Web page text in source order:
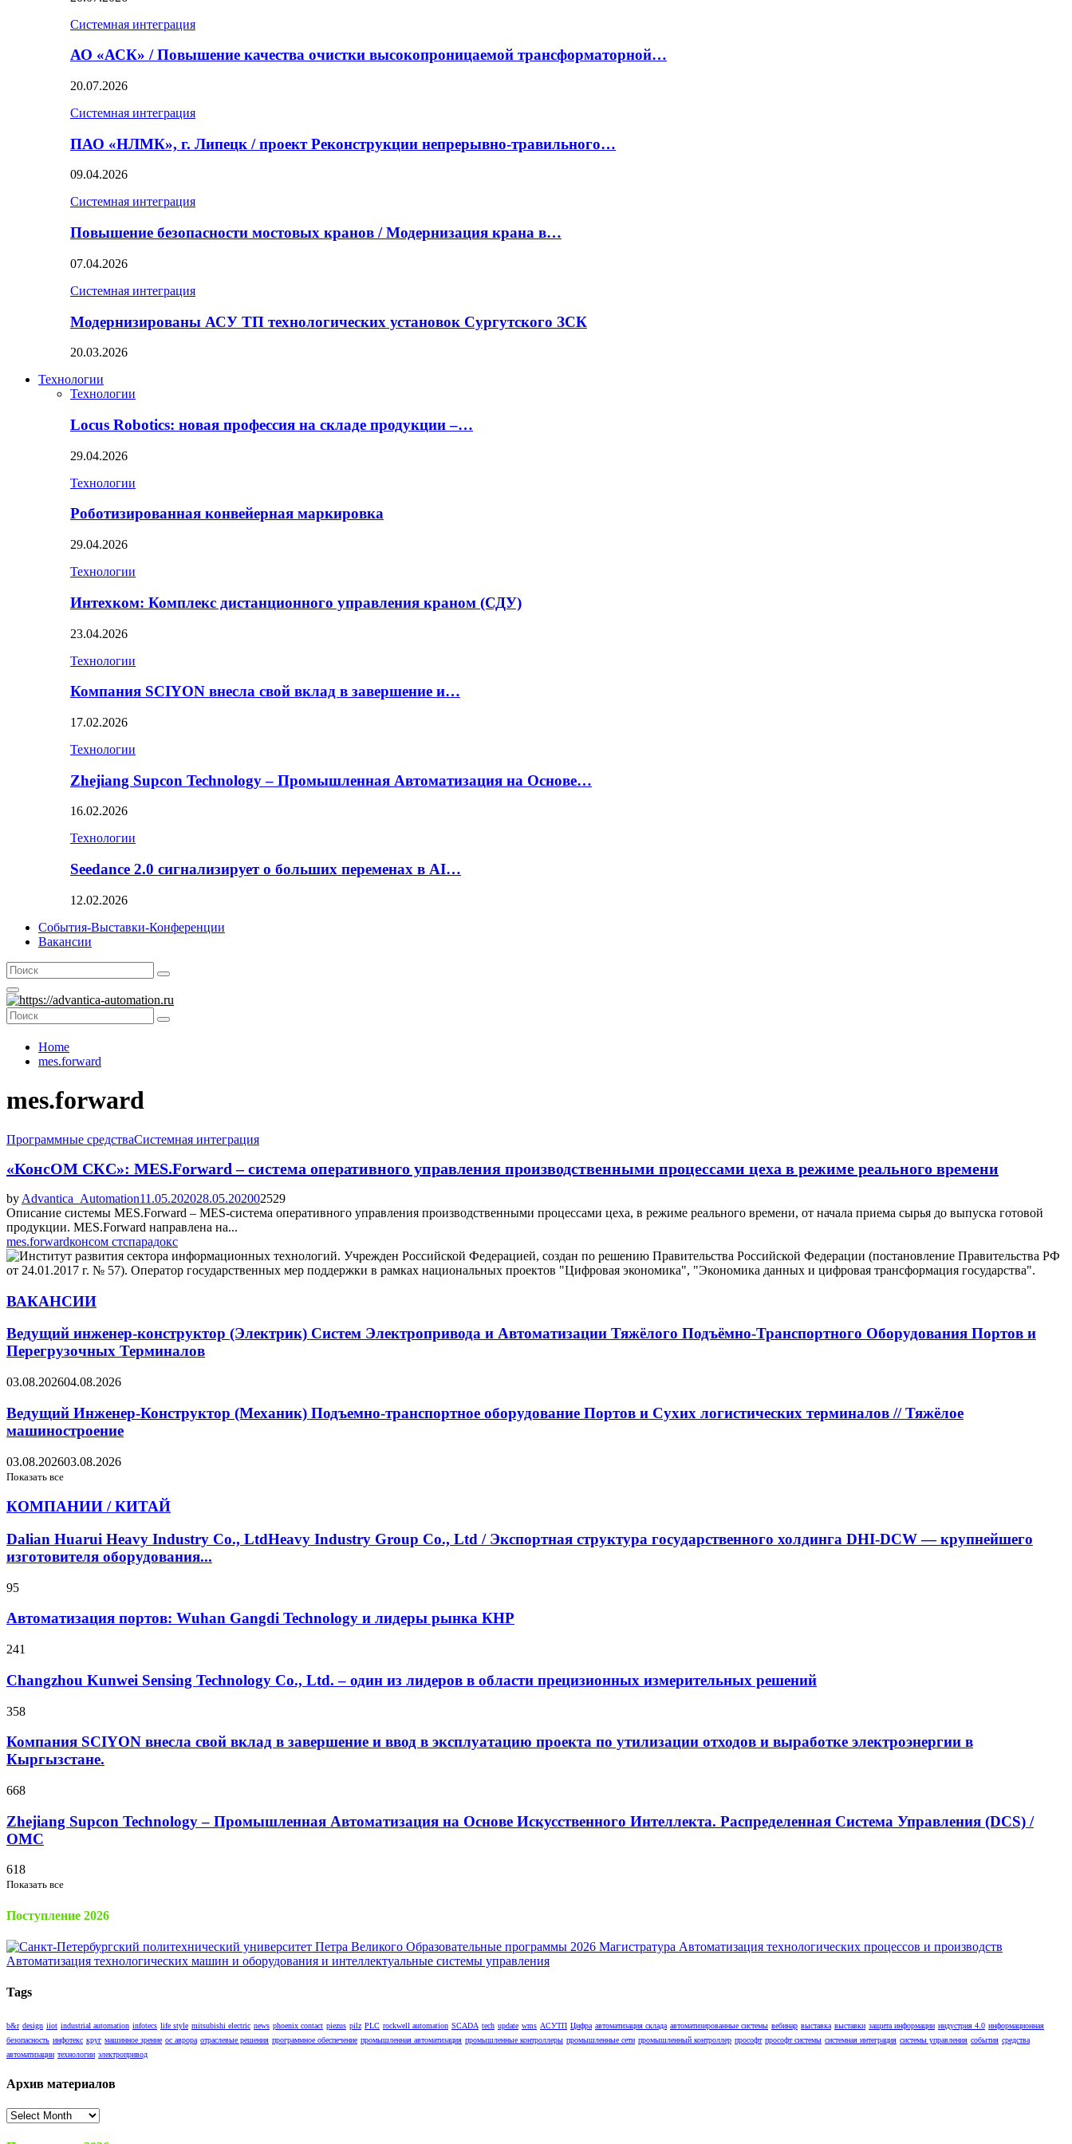
Системная интеграция
АО «АСК» / Повышение качества очистки высокопроницаемой трансформаторной…
20.07.2026
Системная интеграция
ПАО «НЛМК», г. Липецк / проект Реконструкции непрерывно-травильного…
09.04.2026
Системная интеграция
Повышение безопасности мостовых кранов / Модернизация крана в…
07.04.2026
Системная интеграция
Модернизированы АСУ ТП технологических установок Сургутского ЗСК
20.03.2026
Технологии
Технологии
Locus Robotics: новая профессия на складе продукции –…
29.04.2026
Технологии
Роботизированная конвейерная маркировка
29.04.2026
Технологии
Интехком: Комплекс дистанционного управления краном (СДУ)
23.04.2026
Технологии
Компания SCIYON внесла свой вклад в завершение и…
17.02.2026
Технологии
Zhejiang Supcon Technology – Промышленная Автоматизация на Основе…
16.02.2026
Технологии
Seedance 2.0 сигнализирует о больших переменах в AI…
12.02.2026
События-Выставки-Конференции
Вакансии
Search
for:
Search
Primary
Menu
Search
for:
Search
Home
mes.forward
mes.forward
Программные средстваСистемная интеграция
«КонсОМ СКС»: MES.Forward – система оперативного управления производственными процессами цеха в режиме реального времени
by Advantica_Automation11.05.202028.05.202002529
Описание системы MES.Forward – MES-система оперативного управления производственными процессами цеха, в режиме реального времени, от начала приема сырья до выпуска готовой
продукции. MES.Forward направлена на...
mes.forwardконсом стспарадокс
ВАКАНСИИ
Ведущий инженер-конструктор (Электрик) Систем Электропривода и Автоматизации Тяжёлого Подъёмно-Транспортного Оборудования Портов и
Перегрузочных Терминалов
03.08.202604.08.2026
Ведущий Инженер-Конструктор (Механик) Подъемно-транспортное оборудование Портов и Сухих логистических терминалов // Тяжёлое
машиностроение
03.08.202603.08.2026
Показать все
КОМПАНИИ / КИТАЙ
Dalian Huarui Heavy Industry Co., LtdHeavy Industry Group Co., Ltd / Экспортная структура государственного холдинга DHI-DCW — крупнейшего
изготовителя оборудования...
95
Автоматизация портов: Wuhan Gangdi Technology и лидеры рынка КНР
241
Changzhou Kunwei Sensing Technology Co., Ltd. – один из лидеров в области прецизионных измерительных решений
358
Компания SCIYON внесла свой вклад в завершение и ввод в эксплуатацию проекта по утилизации отходов и выработке электроэнергии в
Кыргызстане.
668
Zhejiang Supcon Technology – Промышленная Автоматизация на Основе Искусственного Интеллекта. Распределенная Cистема Управления (DCS) /
OMC
618
Показать все
Поступление 2026
Tags
b&r design iiot industrial automation infotecs life style mitsubishi electric news phoenix contact piezus pilz PLC rockwell automation SCADA tech update wms АСУТП Цифра автоматизация склада автоматизированные системы вебинар выставка выставки защита информации индустрия 4.0 информационная
безопасность инфотекс круг машинное зрение ос аврора отраслевые решения программное обеспечение промышленная автоматизация промышленные контроллеры промышленные сети промышленный контроллер прософт прософт системы системная интеграция системы управления события средства
автоматизации технологии электропривод
Архив материалов
Архив